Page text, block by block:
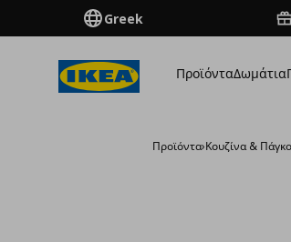
Greek
ΠροϊόνταΔωμάτια
Προϊόντα›Κουζίνα &